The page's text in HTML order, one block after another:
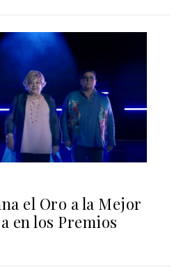
el Oro a la Mejor
en los Premios